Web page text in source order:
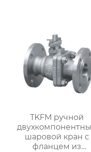
систем водяного
отопления
TKFM ручной
шаровой кран с
фланцем из